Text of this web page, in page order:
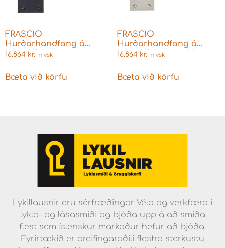
FRASCIO
Hurðarhandfang á
langskilti matt svart
skegglykil VARESE
16.864 kr. m vsk
Bæta við körfu
FRASCIO
Hurðarhandfang á
langskilti matt nikkel
skegglykil VARESE
16.864 kr. m vsk
Bæta við körfu
Lykillausnir eru sérfræðingar Véla og verkfæra í
lykla- og lásasmíði og bjóða upp á að smíða
flest sem íslenskur markaður hefur að bjóða.
Fyrirtækið er dreifingaraðili flestra sterkustu